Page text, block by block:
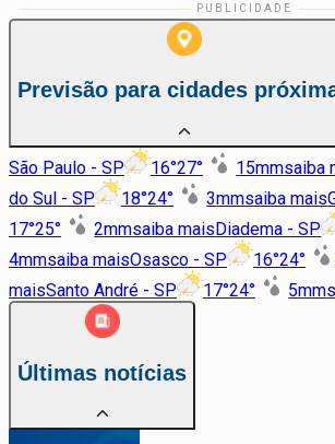
Previsão para cidades
São Paulo - SP 16°27° 15mmsaiba
do Sul - SP
18°24° 3mmsaiba mais
17°25° 2mmsaiba maisDiadema - SP
4mmsaiba maisOsasco - SP 16°24°
maisSanto André - SP 17°24° 5mm
Últimas notícias